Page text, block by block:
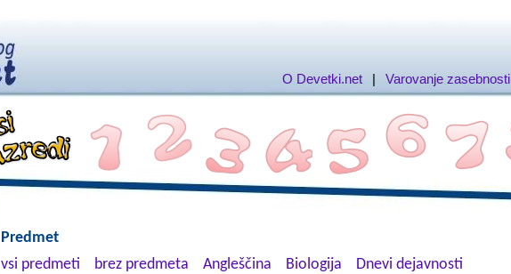
O Devetki.net | Varovanje zasebnosti
Predmet
vsi predmeti
brez predmeta Angleščina Biologija
Dnevi dejavnosti